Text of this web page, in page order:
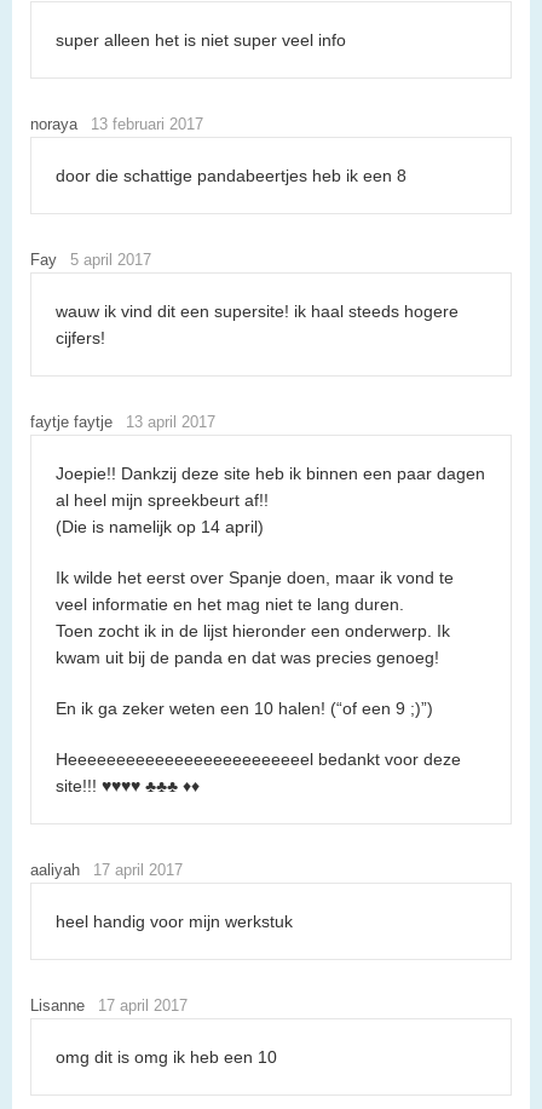
super alleen het is niet super veel info
noraya 13 februari 2017
door die schattige pandabeertjes heb ik een 8
Fay 5 april 2017
wauw ik vind dit een supersite! ik haal steeds hogere
cijfers!
faytje faytje 13 april 2017
Joepie!! Dankzij deze site heb ik binnen een paar dagen
al heel mijn spreekbeurt af!!
(Die is namelijk op 14 april)
Ik wilde het eerst over Spanje doen, maar ik vond te
veel informatie en het mag niet te lang duren.
Toen zocht ik in de lijst hieronder een onderwerp. Ik
kwam uit bij de panda en dat was precies genoeg!
En ik ga zeker weten een 10 halen! (“of een 9 ;)”)
Heeeeeeeeeeeeeeeeeeeeeeeeel bedankt voor deze
site!!! ♥♥♥♥ ♣♣♣ ♦♦
aaliyah 17 april 2017
heel handig voor mijn werkstuk
Lisanne 17 april 2017
omg dit is omg ik heb een 10